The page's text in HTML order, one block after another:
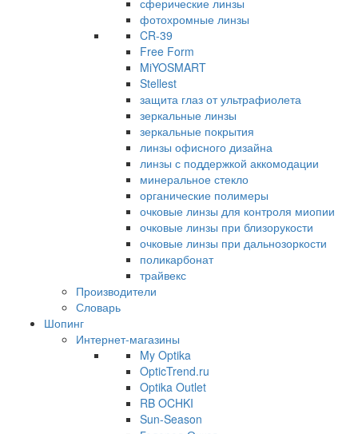
сферические линзы
фотохромные линзы
CR-39
Free Form
MiYOSMART
Stellest
защита глаз от ультрафиолета
зеркальные линзы
зеркальные покрытия
линзы офисного дизайна
линзы с поддержкой аккомодации
минеральное стекло
органические полимеры
очковые линзы для контроля миопии
очковые линзы при близорукости
очковые линзы при дальнозоркости
поликарбонат
трайвекс
Производители
Словарь
Шопинг
Интернет-магазины
My Optika
OpticTrend.ru
Optika Outlet
RB OCHKI
Sun-Season